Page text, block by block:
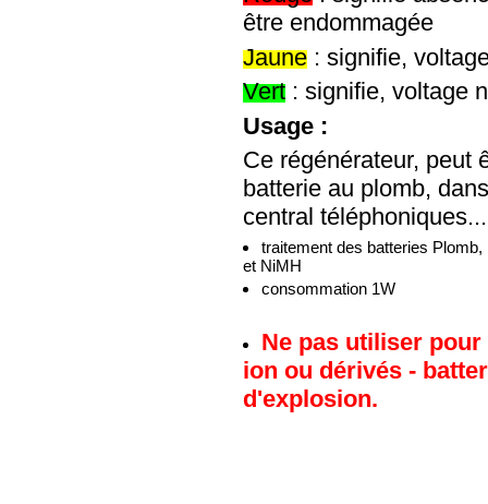
être endommagée
Jaune : signifie,
Vert : signifie, voltage
Usage :
Ce régénérateur, peut
batterie au plomb,
central téléphoniques...
traitement des batteries
et NiMH
consommation 1W
Ne pas utiliser
ion ou dérivés -
d'explosion.